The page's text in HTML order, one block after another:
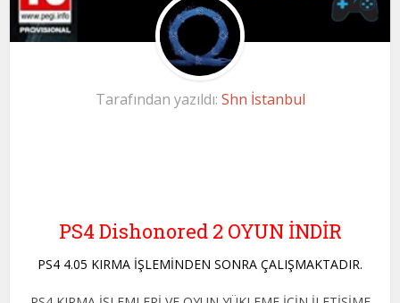
Tarafından yazıldı: Shn İstanbul
PS4 Dishonored 2 OYUN İNDİR
PS4 4.05 KIRMA İŞLEMİNDEN SONRA ÇALIŞMAKTADIR.